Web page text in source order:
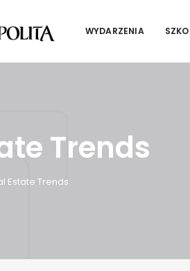
WYDARZENIA
Trends
Estate Trends